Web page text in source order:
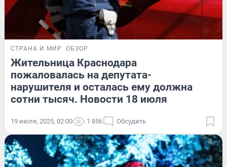
СТРАНА И МИР ОБЗОР
Жительница Краснодара
пожаловалась на депутата-
нарушителя и осталась ему должна
сотни тысяч. Новости 18 июля
19 июля, 2025, 02:00 1 856 Обсудить